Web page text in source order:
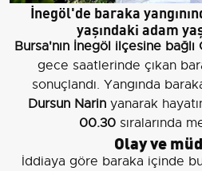
İnegöl'de baraka
yaşındaki adam
Bursa'nın İnegöl ilçesine
gece saatlerinde çıkan
sonuçlandı. Yangında
Dursun Narin yanarak
00.30sıralarında
Olay ve
İddiaya göre baraka içinde